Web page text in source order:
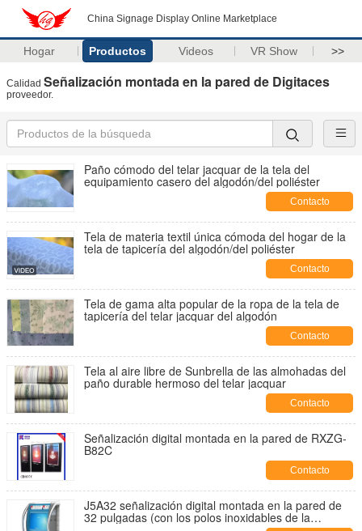
China Signage Display Online Marketplace
Hogar Productos Videos VR Show >>
Calidad Señalización montada en la pared de Digitaces
proveedor.
Paño cómodo del telar jacquar de la tela del
equipamiento casero del algodón/del poliéster
Contacto
Tela de materia textil única cómoda del hogar de la
tela de tapicería del algodón/del poliéster
Contacto
Tela de gama alta popular de la ropa de la tela de
tapicería del telar jacquar del algodón
Contacto
Tela al aire libre de Sunbrella de las almohadas del
paño durable hermoso del telar jacquar
Contacto
Señalización digital montada en la pared de RXZG-
B82C
Contacto
J5A32 señalización digital montada en la pared de
32 pulgadas (con los polos inoxidables de la